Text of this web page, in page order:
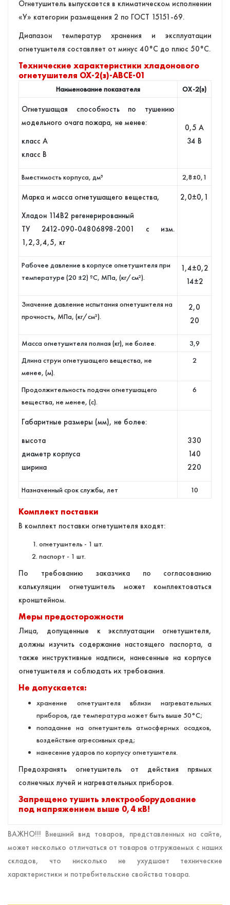
Огнетушитель выпускается в климатическом исполнении
«У» категории размещения 2 по ГОСТ 15151-69.
Диапазон температур хранения и эксплуатации
огнетушителя составляет от минус 40°С до плюс 50°С.
Технические характеристики хладонового
огнетушителя ОХ-2(з)-АВСЕ-01
Наименование показателя ОХ-2(з)
Огнетушащая способность по тушению
модельного очага пожара, не менее:
класс А
класс В
0,5 А
34 В
Вместимость корпуса, дм³ 2,8±0,1
Марка и масса огнетушащего вещества,
Хладон 114В2 регенерированный
ТУ 2412-090-04806898-2001 с изм.
1,2,3,4,5, кг
2,0±0,1
Рабочее давление в корпусе огнетушителя при
температуре (20 ±2) ºС, МПа, (кг/см²).
1,4±0,2
14±2
Значение давление испытания огнетушителя на
прочность, МПа, (кг/см²).
2,0
20
Масса огнетушителя полная (кг), не более.
3,9
Длина струи огнетушащего вещества, не
менее, (м).
2
Продолжительность подачи огнетушащего
вещества, не менее, (с).
6
Габаритные размеры (мм), не более:
высота
диаметр корпуса
ширина
330
140
220
Назначенный срок службы, лет 10
Комплект поставки
В комплект поставки огнетушителя входят:
огнетушитель - 1 шт.
паспорт - 1 шт.
По требованию заказчика по согласованию
калькуляции огнетушитель может комплектоваться
кронштейном.
Меры предосторожности
Лица, допущенные к эксплуатации огнетушителя,
должны изучить содержание настоящего паспорта, а
также инструктивные надписи, нанесенные на корпусе
огнетушителя и соблюдать их требования.
Не допускается:
хранение огнетушителя вблизи нагревательных
приборов, где температура может быть выше 50°С;
попадание на огнетушитель атмосферных осадков,
воздействие агрессивных сред;
нанесение ударов по корпусу огнетушителя.
Предохранять огнетушитель от действия прямых
солнечных лучей и нагревательных приборов.
Запрещено тушить электрооборудование
под напряжением выше 0,4 кВ!
ВАЖНО!!! Внешний вид товаров, представленных на сайте,
может несколько отличаться от товаров отгружаемых с наших
складов, что нисколько не ухудшает технические
характеристики и потребительские свойства товара.